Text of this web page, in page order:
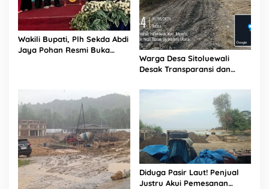
Wakili Bupati, Plh Sekda Abdi
Jaya Pohan Resmi Buka
Warga Desa Sitoluewali
Desak Transparansi dan
Jalan, Diduga Minim
Diduga Pasir Laut! Penjual
Justru Akui Pemesanan